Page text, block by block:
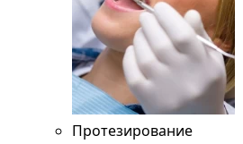
Протезирование